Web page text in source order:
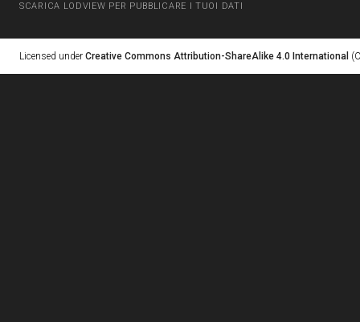
SCARICA LODVIEW PER PUBBLICARE I TUOI DATI
Licensed under Creative Commons Attribution-ShareAlike 4.0 International